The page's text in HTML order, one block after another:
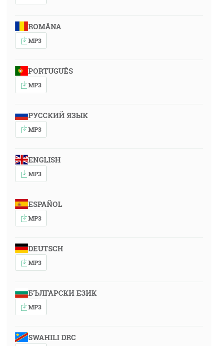
ROMÂNA
MP3
PORTUGUÊS
MP3
РУССКИЙ ЯЗЫК
MP3
ENGLISH
MP3
ESPAÑOL
MP3
DEUTSCH
MP3
БЪЛГАРСКИ ЕЗИК
MP3
SWAHILI DRC